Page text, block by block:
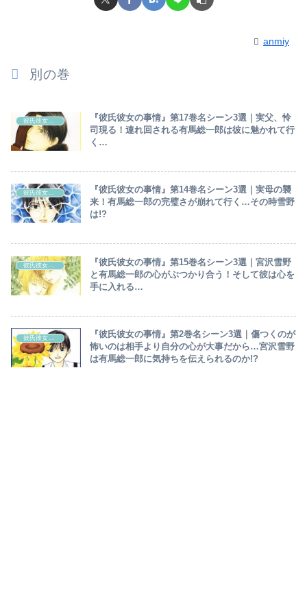
anmiy
別の巻
『彼氏彼女の事情』第17巻名シーン3選｜実父、怜
司現る！連れ回される有馬総一郎は彼に魅かれて行
く…
彼氏彼女の事情
『彼氏彼女の事情』第14巻名シーン3選｜実母の襲
来！有馬総一郎の完璧さが崩れて行く…その時雪野
は!?
『彼氏彼女の事情』第15巻名シーン3選｜宮沢雪野
と有馬総一郎の心がぶつかり合う！そして彼は心を
手に入れる…
『彼氏彼女の事情』第2巻名シーン3選｜傷つくのが
怖いのは相手より自分の心が大事だから…宮沢雪野
は有馬総一郎に気持ちを伝えられるのか!?